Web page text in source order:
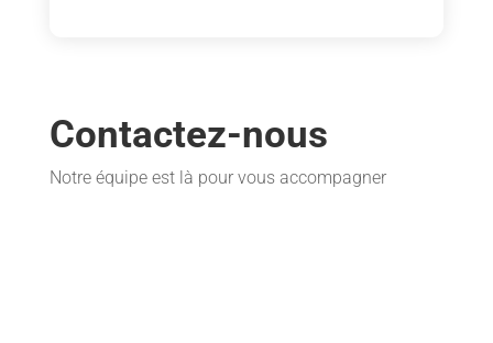
Contactez-nous
Notre équipe est là pour vous accompagner